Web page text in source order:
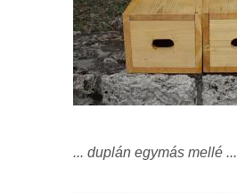
... duplán egymás mellé ...